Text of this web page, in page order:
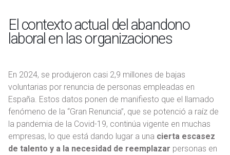
El contexto actual del abandono
laboral en las organizaciones
En 2024, se produjeron casi 2,9 millones de bajas
voluntarias por renuncia de personas empleadas en
España. Estos datos ponen de manifiesto que el llamado
fenómeno de la “Gran Renuncia”, que se potenció a raíz de
la pandemia de la Covid-19, continúa vigente en muchas
empresas, lo que está dando lugar a una cierta escasez
de talento y a la necesidad de reemplazar personas en